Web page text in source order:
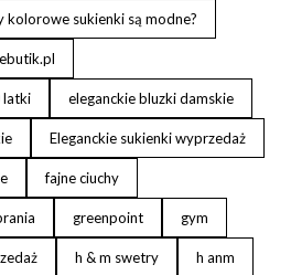
kolorowe sukienki są modne?
latki eleganckie bluzki damskie
Eleganckie sukienki wyprzedaż
fajne ciuchy
greenpoint gym
h & m swetry h anm